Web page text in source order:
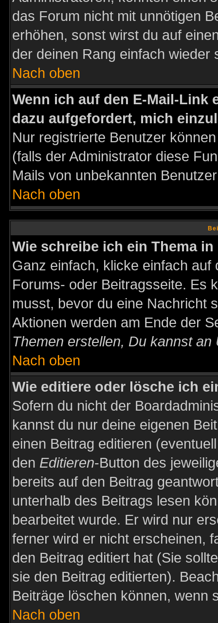
das Forum nicht mit unnötigen
erhöhen, sonst wirst du auf
der deinen Rang einfach wieder
Nach oben
Wenn ich auf den E-Mail-Link
dazu aufgefordert, mich
Nur registrierte Benutzer
(falls der Administrator diese
Mails von unbekannten
Nach oben
Wie schreibe ich ein Thema
Ganz einfach, klicke einfach
Forums- oder Beitragsseite. Es
musst, bevor du eine Nachricht
Aktionen werden am Ende der
Themen erstellen, Du kannst
Nach oben
Wie editiere oder lösche ich
Sofern du nicht der
kannst du nur deine eigenen
einen Beitrag editieren
den Editieren-Button des
bereits auf den Beitrag
unterhalb des Beitrags lesen
bearbeitet wurde. Er wird nur
ferner wird er nicht erscheinen,
den Beitrag editiert hat (Sie
sie den Beitrag editierten).
Beiträge löschen können, wenn
Nach oben